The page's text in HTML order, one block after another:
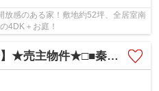
放感のある家！敷地約52坪、全居室南
4DK＋お庭！
★□■秦野市千村3丁目 リノベーション戸建■□